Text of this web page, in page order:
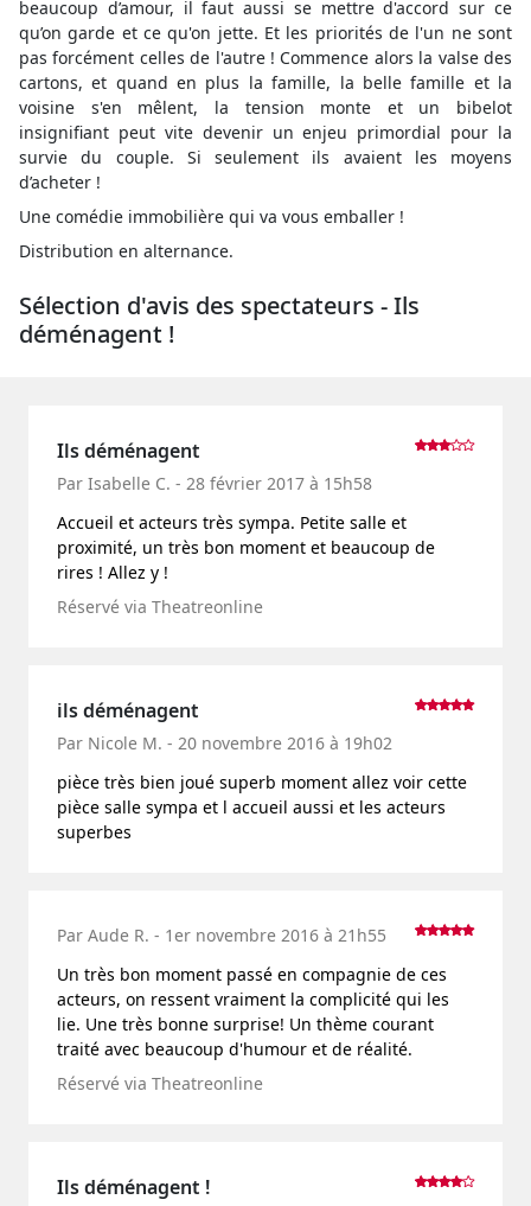
beaucoup d’amour, il faut aussi se mettre d'accord sur ce
qu’on garde et ce qu'on jette. Et les priorités de l'un ne sont
pas forcément celles de l'autre ! Commence alors la valse des
cartons, et quand en plus la famille, la belle famille et la
voisine s'en mêlent, la tension monte et un bibelot
insignifiant peut vite devenir un enjeu primordial pour la
survie du couple. Si seulement ils avaient les moyens
d’acheter !
Une comédie immobilière qui va vous emballer !
Distribution en alternance.
Sélection d'avis des spectateurs - Ils
déménagent !
Ils déménagent
Par Isabelle C. - 28 février 2017 à 15h58
Accueil et acteurs très sympa. Petite salle et
proximité, un très bon moment et beaucoup de
rires ! Allez y !
Réservé via Theatreonline
ils déménagent
Par Nicole M. - 20 novembre 2016 à 19h02
pièce très bien joué superb moment allez voir cette
pièce salle sympa et l accueil aussi et les acteurs
superbes
Par Aude R. - 1er novembre 2016 à 21h55
Un très bon moment passé en compagnie de ces
acteurs, on ressent vraiment la complicité qui les
lie. Une très bonne surprise! Un thème courant
traité avec beaucoup d'humour et de réalité.
Réservé via Theatreonline
Ils déménagent !